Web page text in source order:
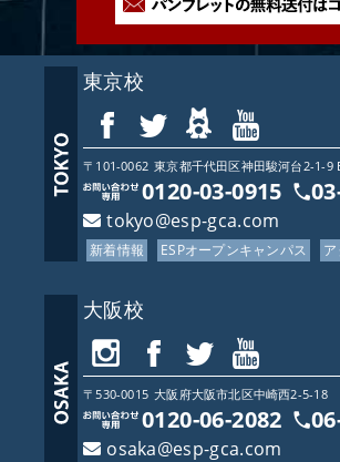
東京校
〒101-0062 東京都千代田区神田駿河台2-1-9
0120-03-0915
tokyo@esp-gca.com
新着情報 ESPオープンキャンパス
大阪校
〒530-0015 大阪府大阪市北区中崎西2-5-18
0120-06-2082
osaka@esp-gca.com